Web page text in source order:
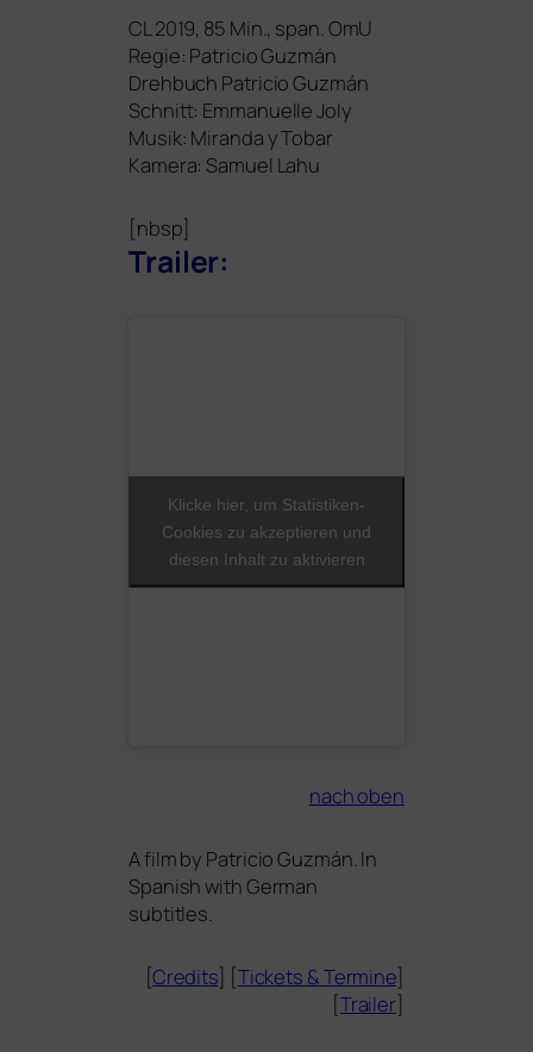
CL2019, 85 Min., span. OmU
Regie: Patricio Guzmán
Drehbuch Patricio Guzmán
Schnitt: Emmanuelle Joly
Musik: Miranda y Tobar
Kamera: Samuel Lahu
[nbsp]
Trailer:
Klicke hier, um Statistiken-
Cookies zu akzeptieren und
diesen Inhalt zu aktivieren
nach oben
A film by Patricio Guzmán. In
Spanish with German
subtitles.
[Credits] [Tickets &Termine]
[Trailer]